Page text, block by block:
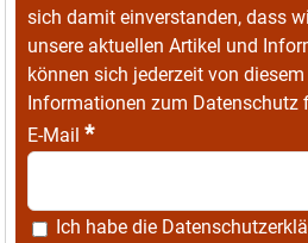
sich damit einverstanden, dass
unsere aktuellen Artikel und
können sich jederzeit von
Informationen zum Datenschutz
E-Mail *
Ich habe die